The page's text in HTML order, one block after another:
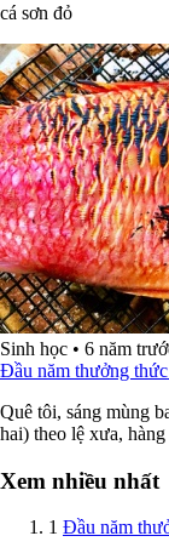
cá sơn đỏ
Sinh học • 6 năm
Đầu năm thưởng
Quê tôi, sáng mùng
hai) theo lệ xưa, hàng
Xem nhiều nhất
1 Đầu năm